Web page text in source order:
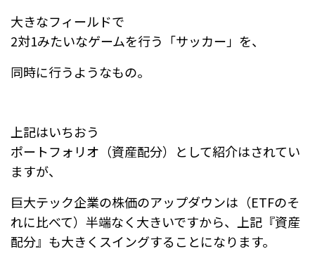
大きなフィールドで
2対1みたいなゲームを行う「サッカー」を、
同時に行うようなもの。
上記はいちおう
ポートフォリオ（資産配分）として紹介はされてい
ますが、
巨大テック企業の株価のアップダウンは（ETFのそ
れに比べて）半端なく大きいですから、
上記『資産
配分』も大きくスイングすることになります。